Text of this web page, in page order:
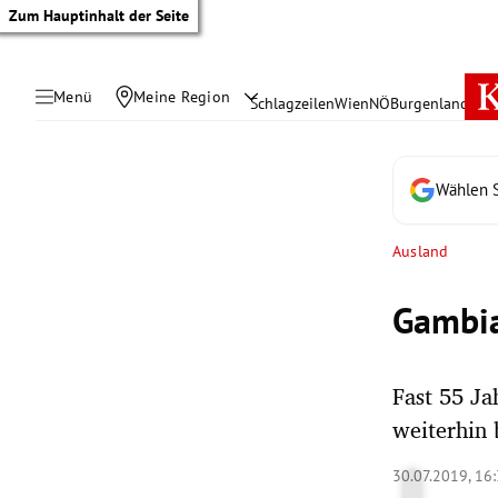
Zum Hauptinhalt der Seite
Menü Meine Region SchlagzeilenWienNÖBurgenland
Wählen
Ausland
Fast 55
weiterhin
30.07.2019,